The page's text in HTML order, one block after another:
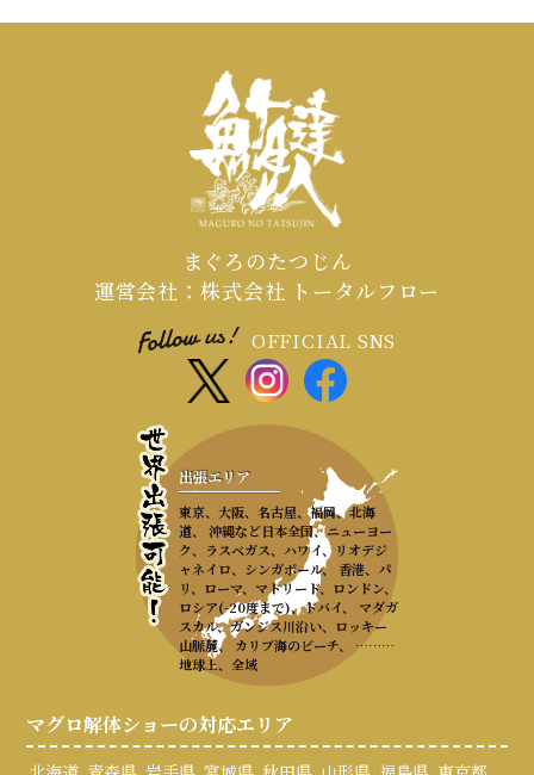
まぐろのたつじん
運営会社：株式会社 トータルフロー
OFFICIAL SNS
出張エリア
東京、大阪、名古屋、福岡、北海
道、 沖縄など日本全国、ニューヨー
ク、ラスベガス、ハワイ、リオデジ
ャネイロ、シンガポール、 香港、パ
リ、ローマ、マドリード、ロンドン、
ロシア(-20度まで)、ドバイ、 マダガ
スカル、ガンジス川沿い、ロッキー
山脈麓、 カリブ海のビーチ、 ………
地球上、全域
マグロ解体ショーの対応エリア